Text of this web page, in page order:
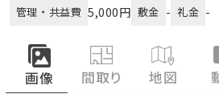
管理・共益費 5,000円 敷金 - 礼金 -
画像 間取り 地図